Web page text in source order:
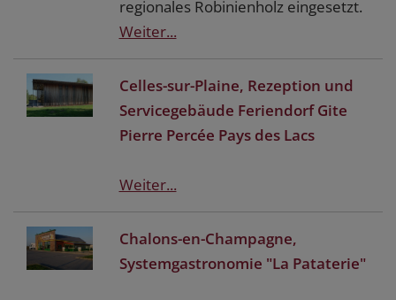
regionales Robinienholz eingesetzt.
Weiter...
Celles-sur-Plaine, Rezeption und
Servicegebäude Feriendorf Gite
Pierre Percée Pays des Lacs
Weiter...
Chalons-en-Champagne,
Systemgastronomie "La Pataterie"